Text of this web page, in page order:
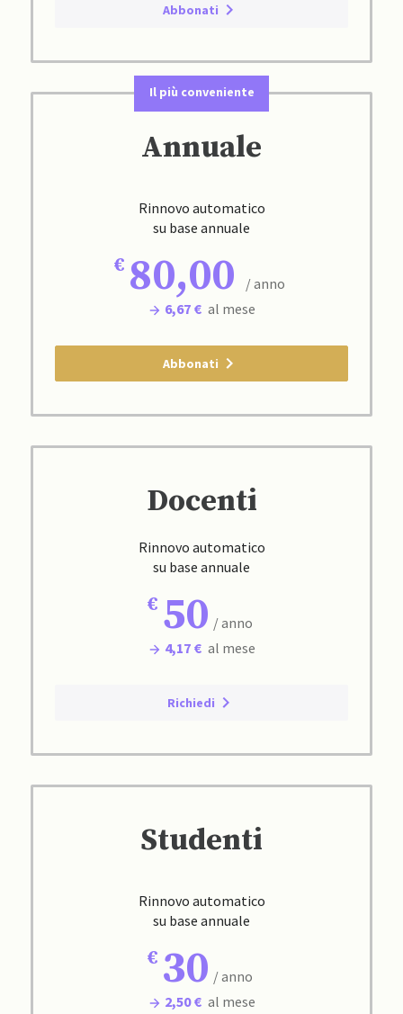
Abbonati
Il più conveniente
Annuale
Rinnovo automatico
su base annuale
80,00
/ anno
6,67 € al mese
Abbonati
Docenti
Rinnovo automatico
su base annuale
50 / anno
4,17 € al mese
Richiedi
Studenti
Rinnovo automatico
su base annuale
30 / anno
2,50 € al mese